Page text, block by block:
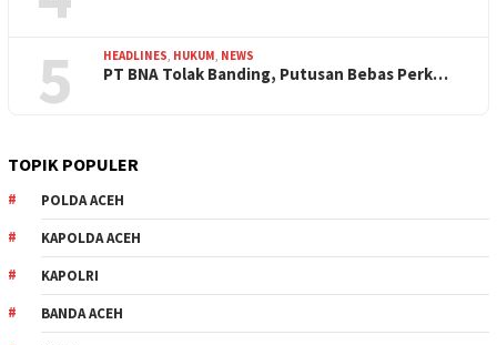
5 HEADLINES, HUKUM, NEWS
PT BNA Tolak Banding, Putusan Bebas Perk…
TOPIK POPULER
POLDA ACEH
KAPOLDA ACEH
KAPOLRI
BANDA ACEH